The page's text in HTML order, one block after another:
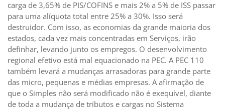
carga de 3,65% de PIS/COFINS e mais 2% a 5% de ISS passar
para uma alíquota total entre 25% a 30%. Isso será
destruidor. Com isso, as economias da grande maioria dos
estados, cada vez mais concentradas em Serviços, irão
definhar, levando junto os empregos. O desenvolvimento
regional efetivo está mal equacionado na PEC. A PEC 110
também levará a mudanças arrasadoras para grande parte
das micro, pequenas e médias empresas. A afirmação de
que o Simples não será modificado não é exequível, diante
de toda a mudança de tributos e cargas no Sistema